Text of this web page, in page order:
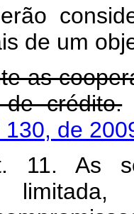
de um
as
crédito.
130, de
11. As